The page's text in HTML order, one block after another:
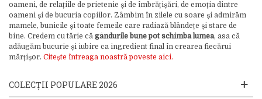
oameni, de relațiile de prietenie și de îmbrățișări, de emoția dintre
oameni și de bucuria copiilor. Zâmbim în zilele cu soare și admirăm
mamele, bunicile și toate femeile care radiază blândețe și stare de
bine. Credem cu tărie că gândurile bune pot schimba lumea, asa că
adăugăm bucurie și iubire ca ingredient final în crearea fiecărui
mărțișor. Citește întreaga noastră poveste aici.
COLECȚII POPULARE 2026